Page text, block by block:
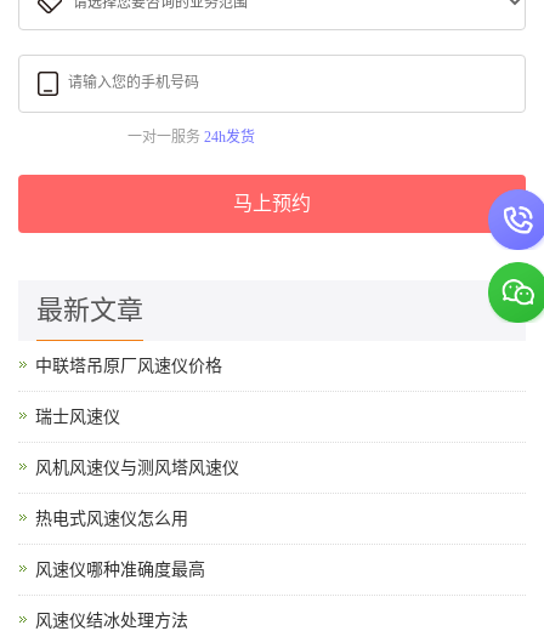
一对一服务 24h发货
马上预约
最新文章
中联塔吊原厂风速仪价格
瑞士风速仪
风机风速仪与测风塔风速仪
热电式风速仪怎么用
风速仪哪种准确度最高
风速仪结冰处理方法